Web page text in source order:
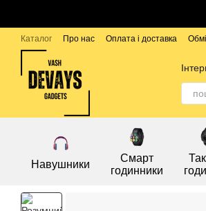
Каталог Про нас Оплата і доставка
Бренди
Навушники
Смарт
годинники